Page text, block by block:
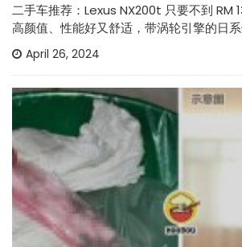
二手车推荐：Lexus NX200t 只要不到 RM
高颜值、性能好又舒适，带涡轮引擎的日系
April 26, 2024